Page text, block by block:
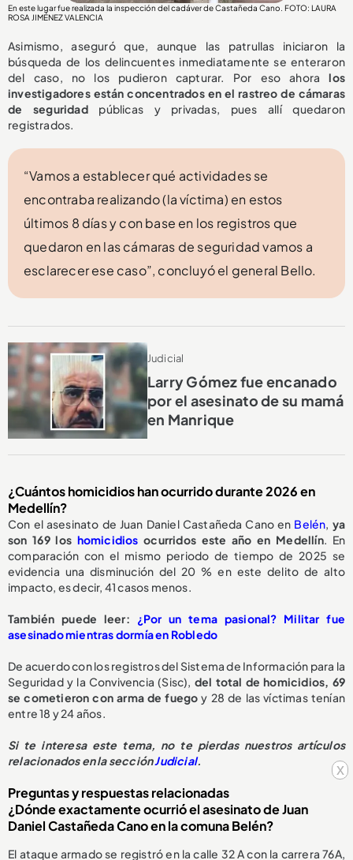
x
En este lugar fue realizada la inspección del cadáver de Castañeda Cano. FOTO: LAURA
ROSA JIMÉNEZ VALENCIA
Asimismo, aseguró que, aunque las patrullas iniciaron la
búsqueda de los delincuentes inmediatamente se enteraron
del caso, no los pudieron capturar. Por eso ahoralos
investigadores están concentrados en el rastreo de cámaras
de seguridad públicas y privadas, pues allí quedaron
registrados.
“Vamos a establecer qué actividades se
encontraba realizando (la víctima) en estos
últimos 8 días y con base en los registros que
quedaron en las cámaras de seguridad vamos a
esclarecer ese caso”, concluyó el general Bello.
Judicial
Larry Gómez fue encanado
por el asesinato de su mamá
en Manrique
¿Cuántos homicidios han ocurrido durante 2026 en
Medellín?
Con el asesinato de Juan Daniel Castañeda Cano en Belén, ya
son 169 los homicidios ocurridos este año en Medellín. En
comparación con el mismo periodo de tiempo de 2025 se
evidencia una disminución del 20 % en este delito de alto
impacto, es decir, 41 casos menos.
También puede leer: ¿Por un tema pasional? Militar fue
asesinado mientras dormía en Robledo
De acuerdo con los registros del Sistema de Información para la
Seguridad y la Convivencia (Sisc), del total de homicidios, 69
se cometieron con arma de fuego y 28 de las víctimas tenían
entre 18 y 24 años.
Si te interesa este tema, no te pierdas nuestros artículos
relacionados en la secciónJudicial.
Preguntas y respuestas relacionadas
¿Dónde exactamente ocurrió el asesinato de Juan
Daniel Castañeda Cano en la comuna Belén?
El ataque armado se registró en la calle 32 A con la carrera 76A,